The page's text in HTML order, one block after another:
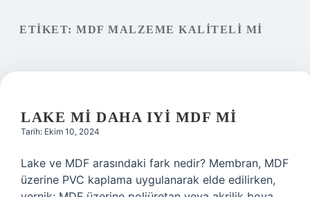
ETIKET: MDF MALZEME KALITELI MI
LAKE MI DAHA IYI MDF MI
Tarih: Ekim 10, 2024
Lake ve MDF arasındaki fark nedir? Membran, MDF
üzerine PVC kaplama uygulanarak elde edilirken,